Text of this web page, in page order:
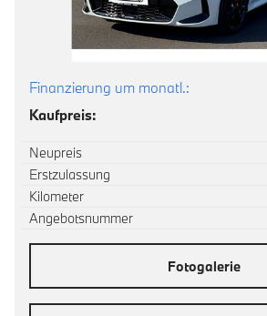
Finanzierung um monatl.:
Kaufpreis:
Neupreis
Erstzulassung
Kilometer
Angebotsnummer
Fotogalerie